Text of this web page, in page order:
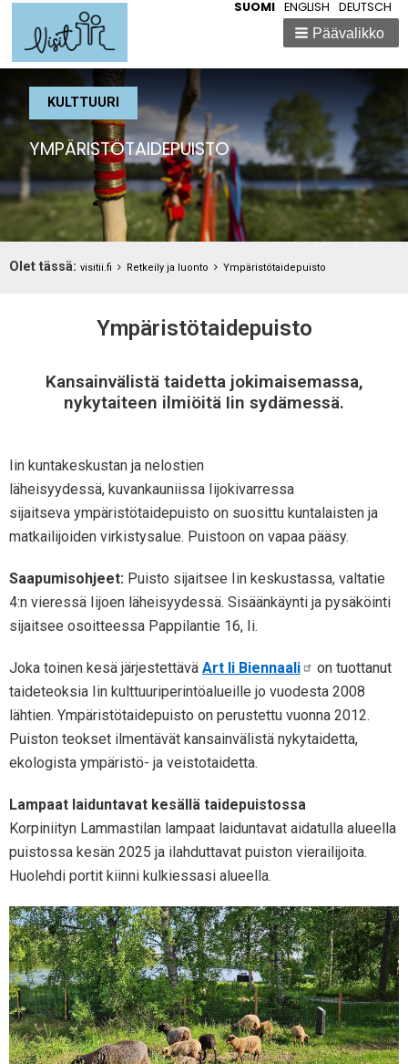
Päävalikko
ENGLISH
SUOMI DEUTSCH
KULTTUURI
YMPÄRISTÖTAIDEPUISTO
Breadcrumbs
You
Olet tässä: visitii.fi Retkeily ja luonto Ympäristötaidepuisto
Ympäristötaidepuisto
Kansainvälistä taidetta jokimaisemassa,
nykytaiteen ilmiöitä Iin sydämessä.
Iin kuntakeskustan ja nelostien
läheisyydessä, kuvankauniissa Iijokivarressa
sijaitseva ympäristötaidepuisto on suosittu kuntalaisten ja
matkailijoiden virkistysalue. Puistoon on vapaa pääsy.
Saapumisohjeet: Puisto sijaitsee Iin keskustassa, valtatie
4:n vieressä Iijoen läheisyydessä. Sisäänkäynti ja pysäköinti
sijaitsee osoitteessa Pappilantie 16, Ii.
Joka toinen kesä järjestettävä Art Ii Biennaali
on tuottanut
taideteoksia Iin kulttuuriperintöalueille jo vuodesta 2008
lähtien. Ympäristötaidepuisto on perustettu vuonna 2012.
Puiston teokset ilmentävät kansainvälistä nykytaidetta,
ekologista ympäristö- ja veistotaidetta.
Lampaat laiduntavat kesällä taidepuistossa
Korpiniityn Lammastilan lampaat laiduntavat aidatulla alueella
puistossa kesän 2025 ja ilahduttavat puiston vierailijoita.
Huolehdi portit kiinni kulkiessasi alueella.